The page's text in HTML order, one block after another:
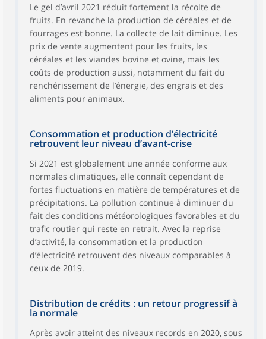
Le gel d’avril 2021 réduit fortement la récolte de
fruits. En revanche la production de céréales et de
fourrages est bonne. La collecte de lait diminue. Les
prix de vente augmentent pour les fruits, les
céréales et les viandes bovine et ovine, mais les
coûts de production aussi, notamment du fait du
renchérissement de l’énergie, des engrais et des
aliments pour animaux.
Consommation et production d’électricité
retrouvent leur niveau d’avant-crise
Si 2021 est globalement une année conforme aux
normales climatiques, elle connaît cependant de
fortes fluctuations en matière de températures et de
précipitations. La pollution continue à diminuer du
fait des conditions météorologiques favorables et du
trafic routier qui reste en retrait. Avec la reprise
d’activité, la consommation et la production
d’électricité retrouvent des niveaux comparables à
ceux de 2019.
Distribution de crédits : un retour progressif à
la normale
Après avoir atteint des niveaux records en 2020, sous